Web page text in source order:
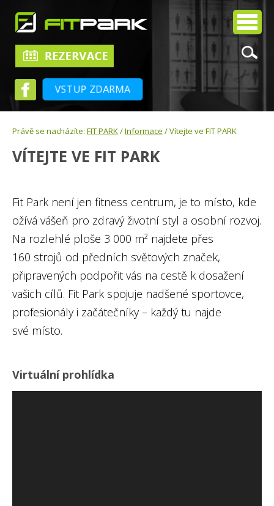
VSTUP ZDARMA
Právě se nacházíte: FIT PARK/Informace / Vítejte ve FIT PARK
VÍTEJTE VE FIT PARK
Fit Park není jen fitness centrum, je to místo, kde
ožívá vášeň pro zdravý životní styl a osobní rozvoj.
Na rozlehlé ploše 3 000 m² najdete přes
160 strojů od předních světových značek,
připravených podpořit vás na cestě k dosažení
vašich cílů. Fit Park spojuje nadšené sportovce,
profesionály i začátečníky – každý tu najde
své místo.
Virtuální prohlídka